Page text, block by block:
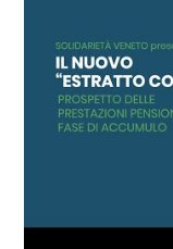
pensione,
l’attuale
SECONDA
sintesi
iscrizione al